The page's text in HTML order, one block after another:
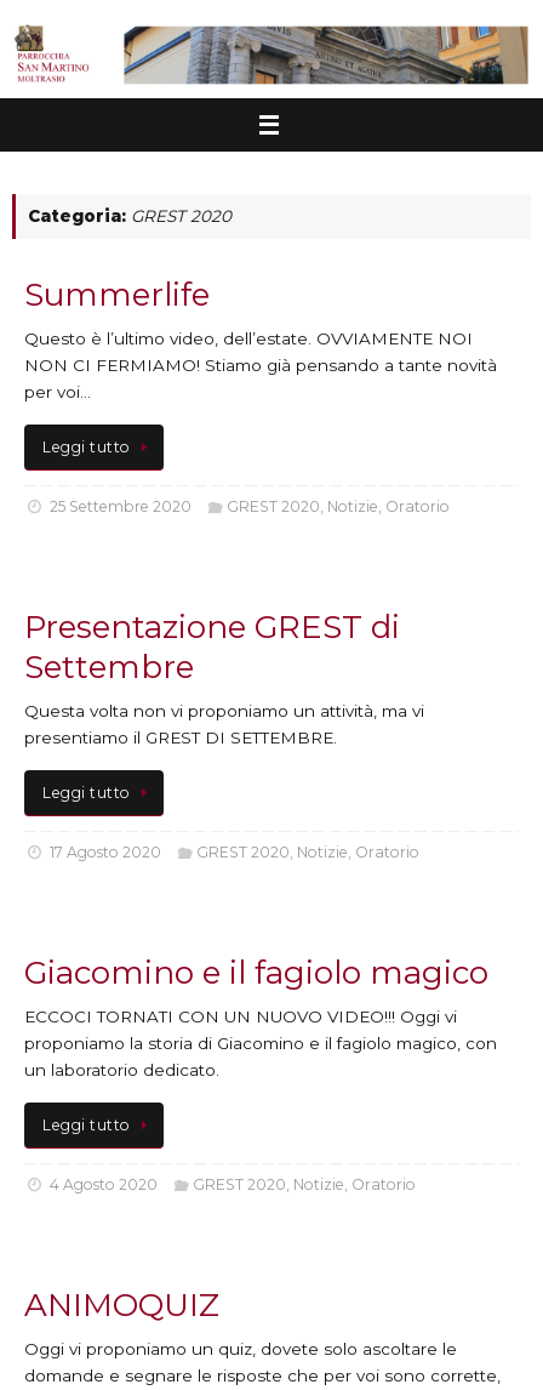
Vai
contenuto
Categoria: GREST 2020
Summerlife
Questo è l’ultimo video, dell’estate. OVVIAMENTE NOI
NON CI FERMIAMO! Stiamo già pensando a tante novità
per voi…
Leggi tutto
25 Settembre 2020 GREST 2020, Notizie, Oratorio
Presentazione GREST di
Settembre
Questa volta non vi proponiamo un attività, ma vi
presentiamo il GREST DI SETTEMBRE.
Leggi tutto
17 Agosto 2020 GREST 2020, Notizie, Oratorio
Giacomino e il fagiolo magico
ECCOCI TORNATI CON UN NUOVO VIDEO!!! Oggi vi
proponiamo la storia di Giacomino e il fagiolo magico, con
un laboratorio dedicato.
Leggi tutto
4 Agosto 2020 GREST 2020, Notizie, Oratorio
ANIMOQUIZ
Oggi vi proponiamo un quiz, dovete solo ascoltare le
domande e segnare le risposte che per voi sono corrette,